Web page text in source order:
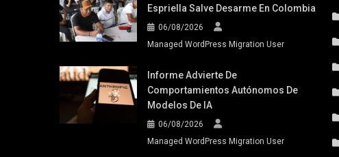
Espriella Salve Desarme En Colombia
06/08/2026
Managed WordPress Migration User
Informe Advierte De
Comportamientos Autónomos De
Modelos De IA
06/08/2026
Managed WordPress Migration User